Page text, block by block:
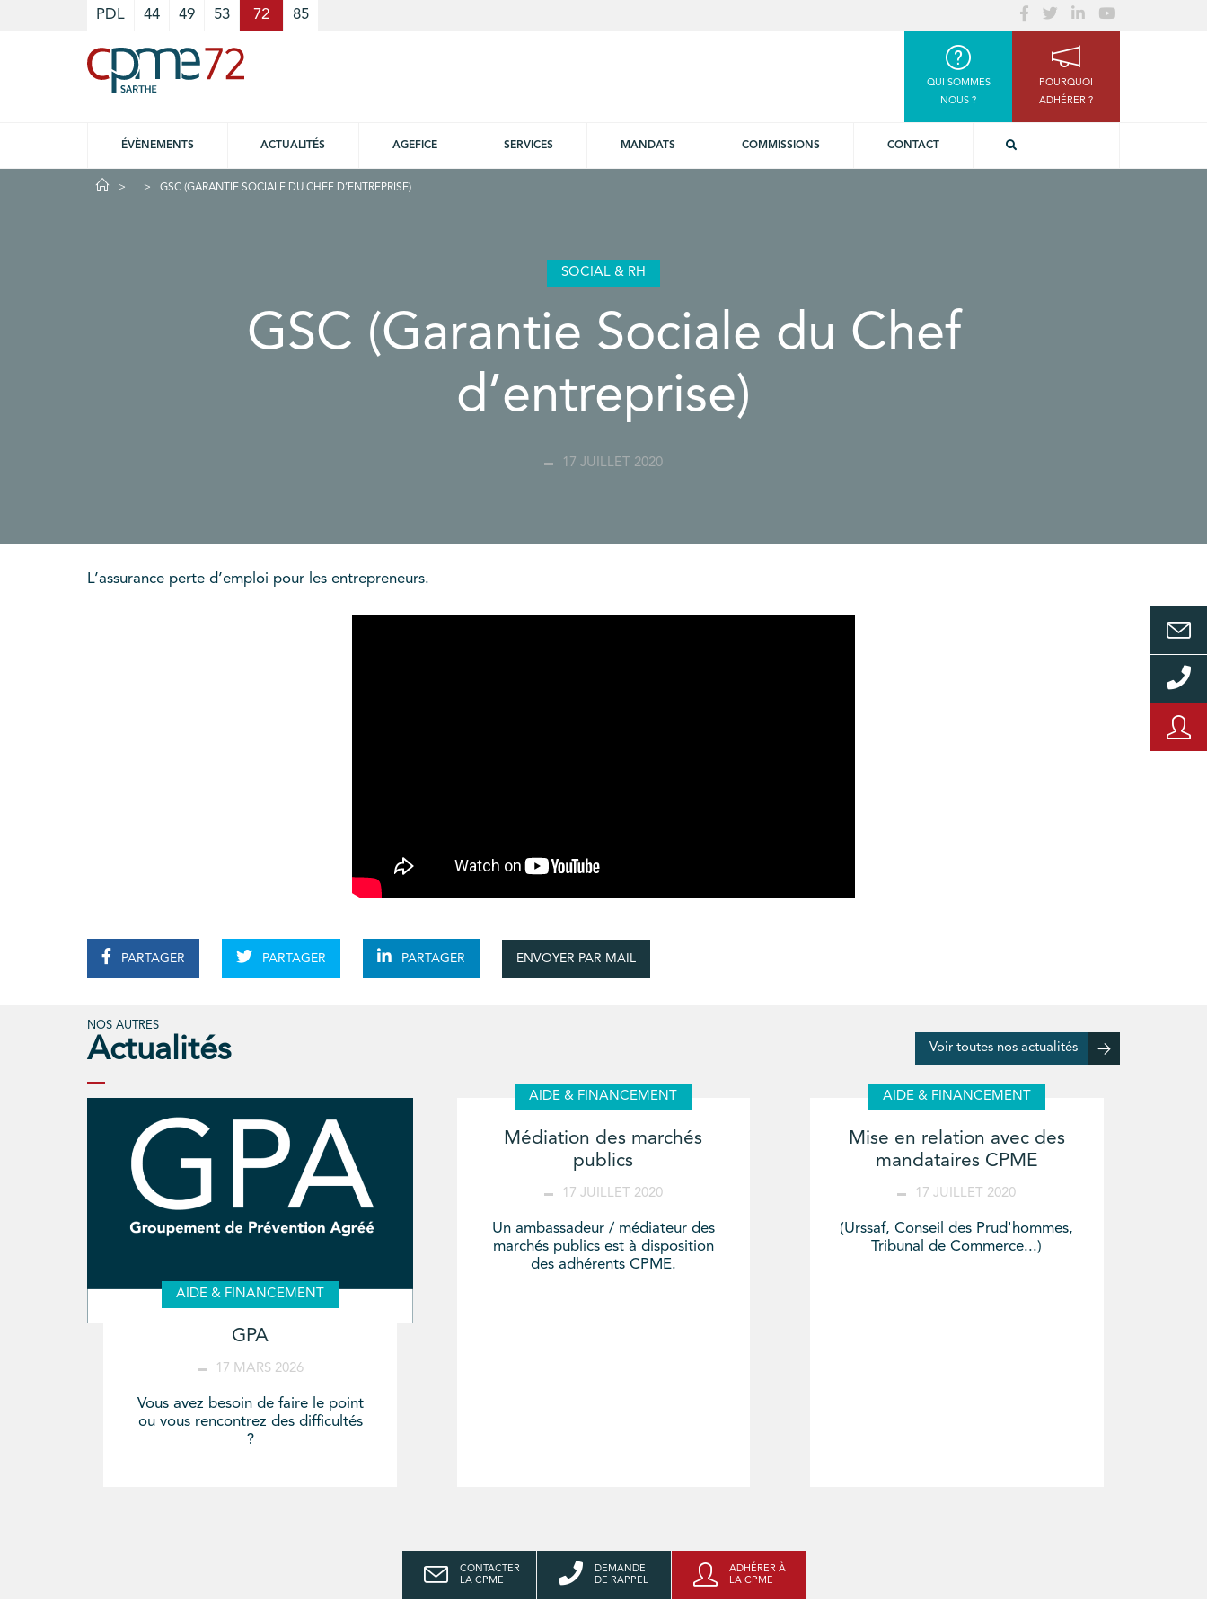
PDL 44 49 53 72 85
QUI SOMMES
NOUS ?
POURQUOI
ADHÉRER ?
ÉVÈNEMENTS ACTUALITÉS AGEFICE SERVICES MANDATS COMMISSIONS CONTACT
GSC (GARANTIE SOCIALE DU CHEF D’ENTREPRISE)
SOCIAL & RH
GSC (Garantie Sociale du Chef
d’entreprise)
17 JUILLET 2020
L’assurance perte d’emploi pour les entrepreneurs.
PARTAGER PARTAGER PARTAGER ENVOYER PAR MAIL
NOS AUTRES
Actualités Voir toutes nos actualités
AIDE & FINANCEMENT
GPA
17 MARS 2026
Vous avez besoin de faire le point
ou vous rencontrez des difficultés
?
AIDE & FINANCEMENT
Médiation des marchés
publics
17 JUILLET 2020
Un ambassadeur / médiateur des
marchés publics est à disposition
des adhérents CPME.
AIDE & FINANCEMENT
Mise en relation avec des
mandataires CPME
17 JUILLET 2020
(Urssaf, Conseil des Prud'hommes,
Tribunal de Commerce...)
CONTACTER
LA CPME
DEMANDE
DE RAPPEL
ADHÉRER À
LA CPME
Cookies management panel